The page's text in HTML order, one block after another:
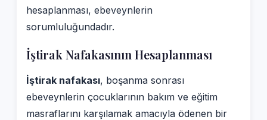
hesaplanması, ebeveynlerin
sorumluluğundadır.
İştirak Nafakasının Hesaplanması
İştirak nafakası, boşanma sonrası
ebeveynlerin çocuklarının bakım ve eğitim
masraflarını karşılamak amacıyla ödenen bir